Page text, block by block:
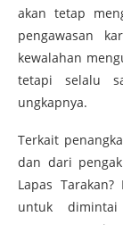
akan tetap
pengawasan
kewalahan
tetapi selalu
ungkapnya.
Terkait
dan dari
Lapas
untuk